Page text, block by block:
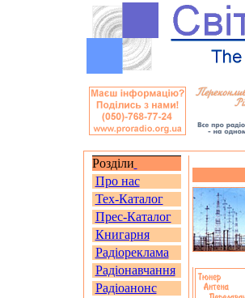
Розділи
Про нас
Тех-Каталог
Прес-Каталог
Книгарня
Радіореклама
Радіонавчання
Радіоанонс